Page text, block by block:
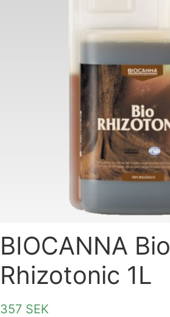
BIOCANNA Bio
Rhizotonic 1L
357 SEK